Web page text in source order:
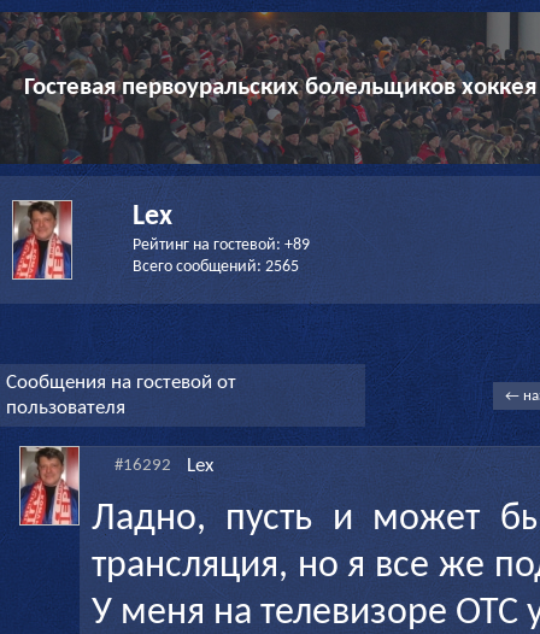
Гостевая первоуральских болельщиков
Lex
Рейтинг на гостевой: +89
Всего сообщений: 2565
Сообщения на гостевой от
пользователя
←
#16292 Lex
Ладно, пусть и может
трансляция, но я все же
У меня на телевизоре ОТС